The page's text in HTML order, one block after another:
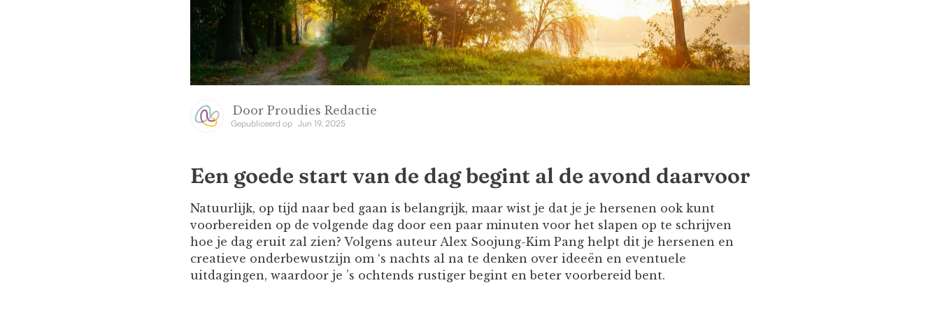
Door Proudies Redactie
Gepubliceerd op Jun 19, 2025
Een goede start van de dag begint al de avond daarvoor
Natuurlijk, op tijd naar bed gaan is belangrijk, maar wist je dat je je hersenen ook kunt
voorbereiden op de volgende dag door een paar minuten voor het slapen op te schrijven
hoe je dag eruit zal zien? Volgens auteur Alex Soojung-Kim Pang helpt dit je hersenen en
creatieve onderbewustzijn om ‘s nachts al na te denken over ideeën en eventuele
uitdagingen, waardoor je ’s ochtends rustiger begint en beter voorbereid bent.